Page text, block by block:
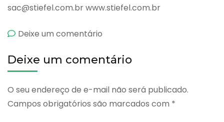
sac@stiefel.com.brwww.stiefel.com.br
Deixe um comentário
Deixe um comentário
O seu endereço de e-mail não será publicado.
Campos obrigatórios são marcados com *